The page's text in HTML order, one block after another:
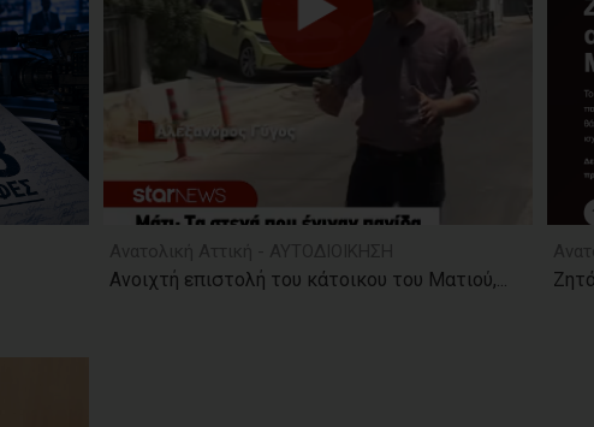
Ανοιχτή επιστολή του κάτοικου του Ματιού,...